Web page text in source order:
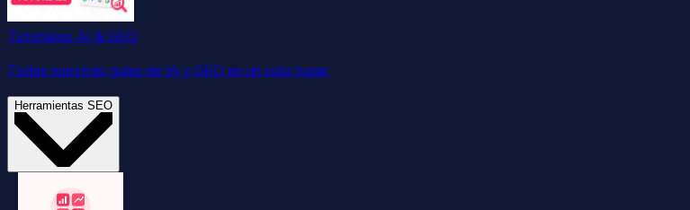
Tutoriales AI & GEO
Todas nuestras guías de IA y GEO en un solo lugar.
Herramientas SEO